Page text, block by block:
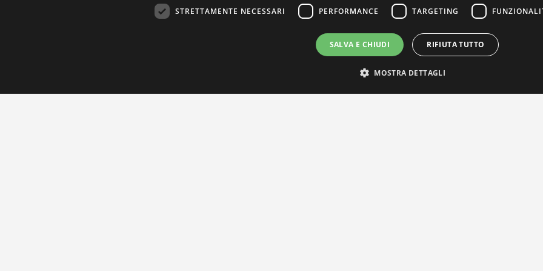
STRETTAMENTE NECESSARI PERFORMANCE TARGETING
SALVA E CHIUDI RIFIUTA TUTTO
MOSTRA DETTAGLI